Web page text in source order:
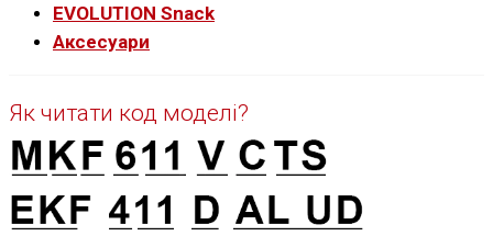
EVOLUTION Snack
Аксесуари
Як читати код моделі?